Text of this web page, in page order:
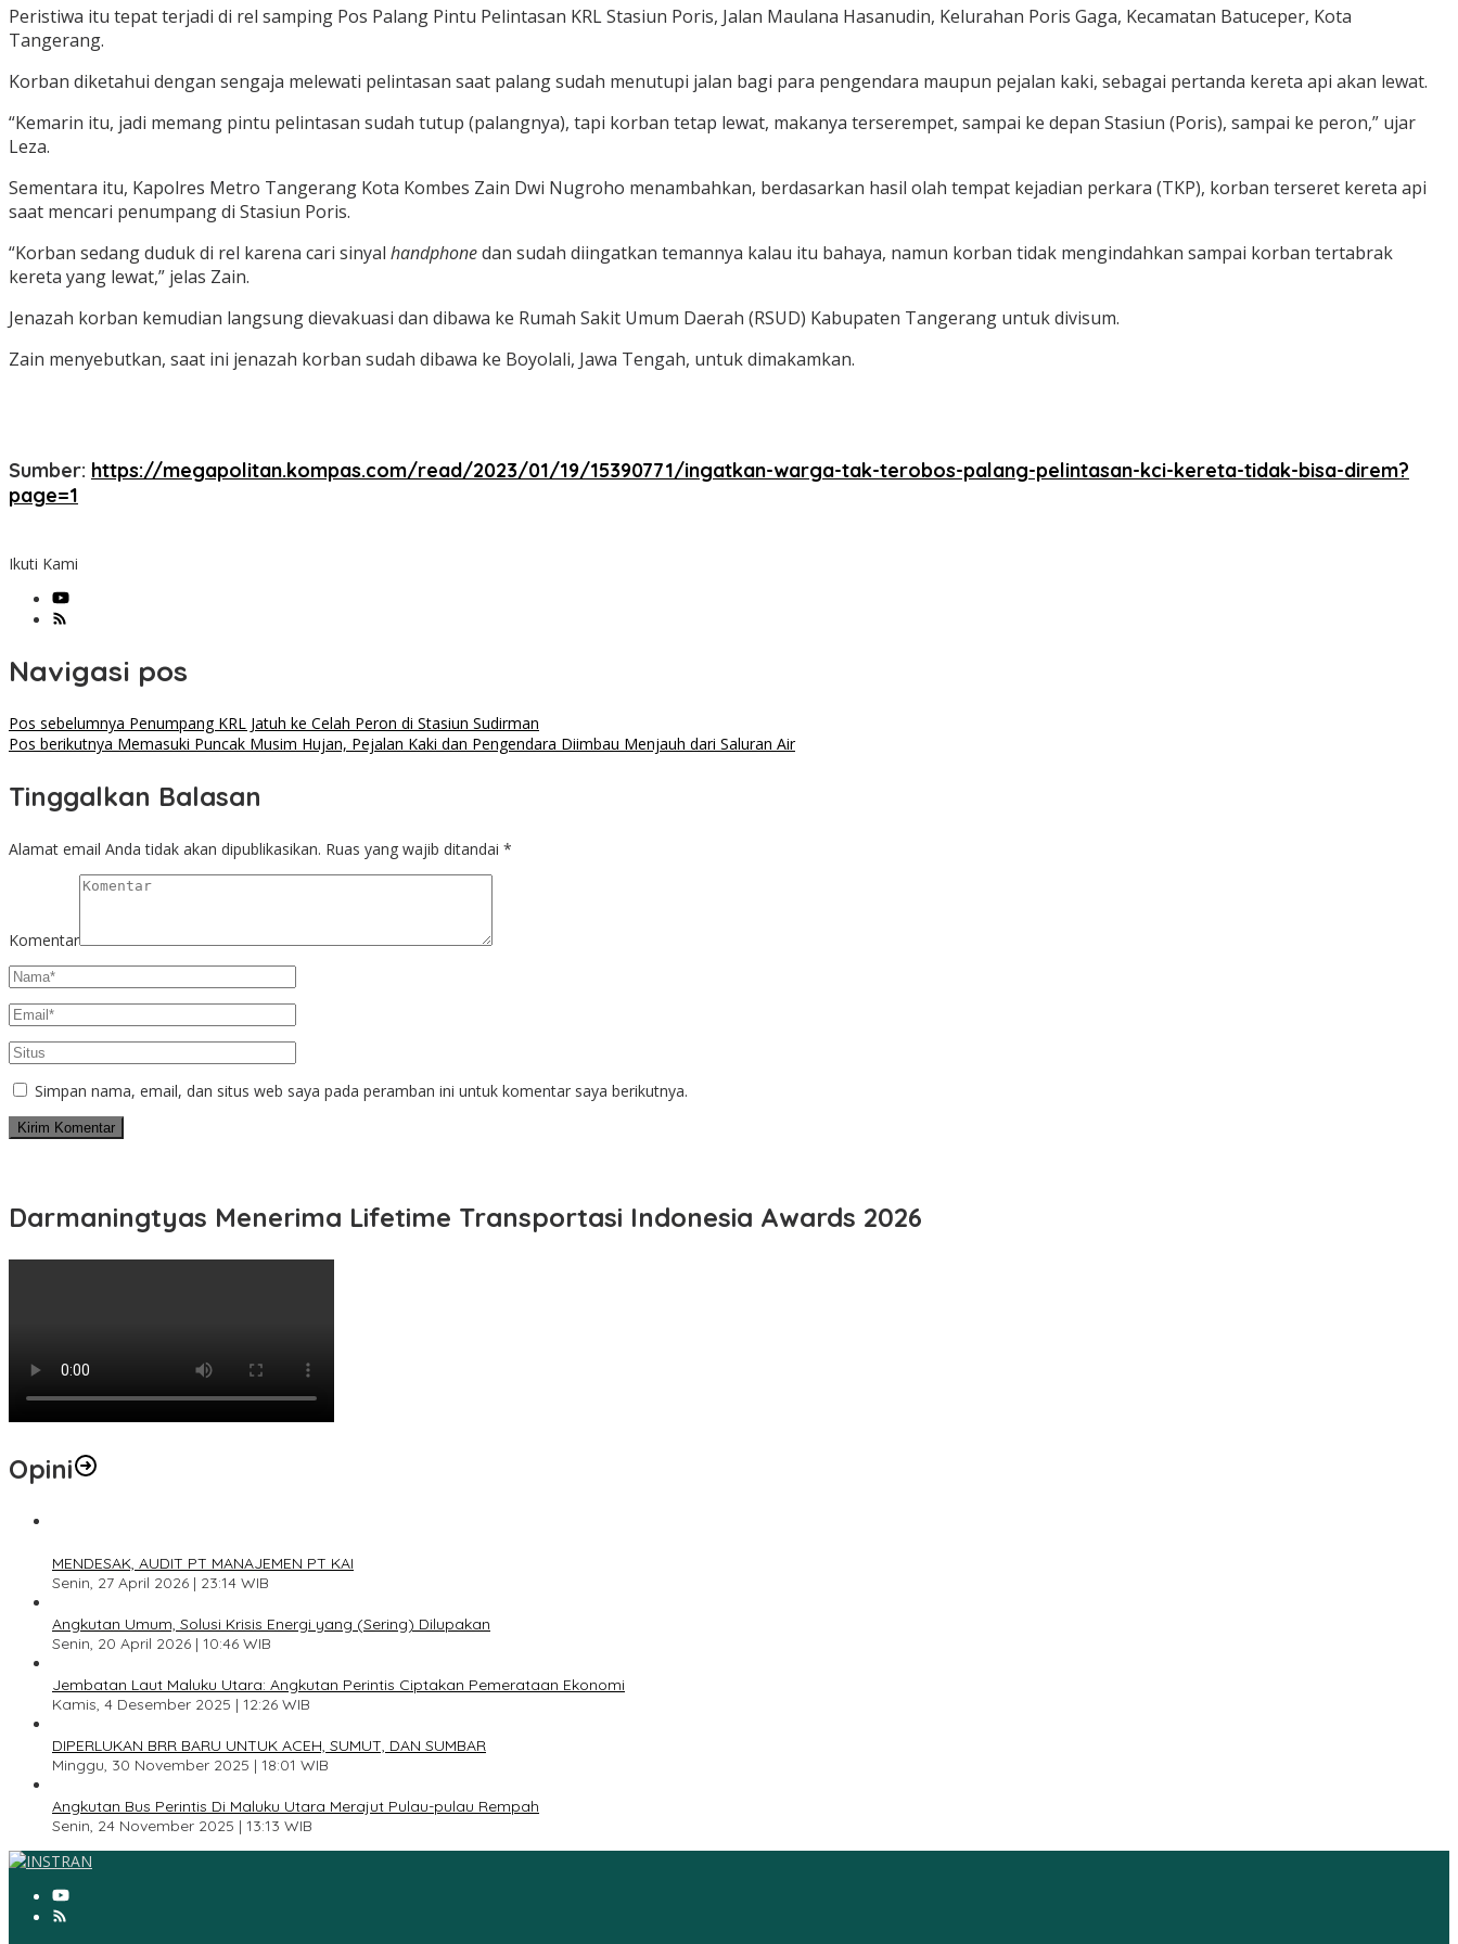
Peristiwa itu tepat terjadi di rel samping Pos Palang Pintu Pelintasan KRL Stasiun Poris, Jalan Maulana Hasanudin, Kelurahan Poris Gaga, Kecamatan Batuceper, Kota
Tangerang.
Korban diketahui dengan sengaja melewati pelintasan saat palang sudah menutupi jalan bagi para pengendara maupun pejalan kaki, sebagai pertanda kereta api akan lewat.
“Kemarin itu, jadi memang pintu pelintasan sudah tutup (palangnya), tapi korban tetap lewat, makanya terserempet, sampai ke depan Stasiun (Poris), sampai ke peron,” ujar
Leza.
Sementara itu, Kapolres Metro Tangerang Kota Kombes Zain Dwi Nugroho menambahkan, berdasarkan hasil olah tempat kejadian perkara (TKP), korban terseret kereta api
saat mencari penumpang di Stasiun Poris.
“Korban sedang duduk di rel karena cari sinyal handphonedan sudah diingatkan temannya kalau itu bahaya, namun korban tidak mengindahkan sampai korban tertabrak
kereta yang lewat,” jelas Zain.
Jenazah korban kemudian langsung dievakuasi dan dibawa ke Rumah Sakit Umum Daerah (RSUD) Kabupaten Tangerang untuk divisum.
Zain menyebutkan, saat ini jenazah korban sudah dibawa ke Boyolali, Jawa Tengah, untuk dimakamkan.
Sumber: https://megapolitan.kompas.com/read/2023/01/19/15390771/ingatkan-warga-tak-terobos-palang-pelintasan-kci-kereta-tidak-bisa-direm?
page=1
Ikuti Kami
Navigasi pos
Pos sebelumnya Penumpang KRL Jatuh ke Celah Peron di Stasiun Sudirman
Pos berikutnya Memasuki Puncak Musim Hujan, Pejalan Kaki dan Pengendara Diimbau Menjauh dari Saluran Air
Tinggalkan Balasan
Alamat email Anda tidak akan dipublikasikan. Ruas yang wajib ditandai *
Komentar
Simpan nama, email, dan situs web saya pada peramban ini untuk komentar saya berikutnya.
Darmaningtyas Menerima Lifetime Transportasi Indonesia Awards 2026
Opini
MENDESAK, AUDIT PT MANAJEMEN PT KAI
Senin, 27 April 2026 | 23:14 WIB
Angkutan Umum, Solusi Krisis Energi yang (Sering) Dilupakan
Senin, 20 April 2026 | 10:46 WIB
Jembatan Laut Maluku Utara: Angkutan Perintis Ciptakan Pemerataan Ekonomi
Kamis, 4 Desember 2025 | 12:26 WIB
DIPERLUKAN BRR BARU UNTUK ACEH, SUMUT, DAN SUMBAR
Minggu, 30 November 2025 | 18:01 WIB
Angkutan Bus Perintis Di Maluku Utara Merajut Pulau-pulau Rempah
Senin, 24 November 2025 | 13:13 WIB